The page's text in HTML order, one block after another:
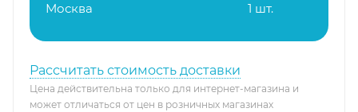
Москва
1 шт.
Рассчитать стоимость доставки
Цена действительна только для интернет-магазина и
может отличаться от цен в розничных магазинах